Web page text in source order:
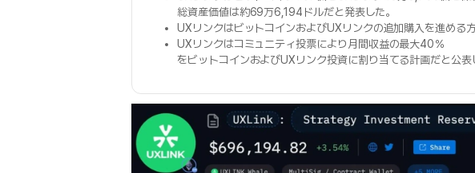
総資産価値は約69万6,194ドルだと発表した。
UXリンクはビットコインおよびUXリンクの追加購入を進める方
UXリンクはコミュニティ投票により月間収益の最大40％
をビットコインおよびUXリンク投資に割り当てる計画だと公表